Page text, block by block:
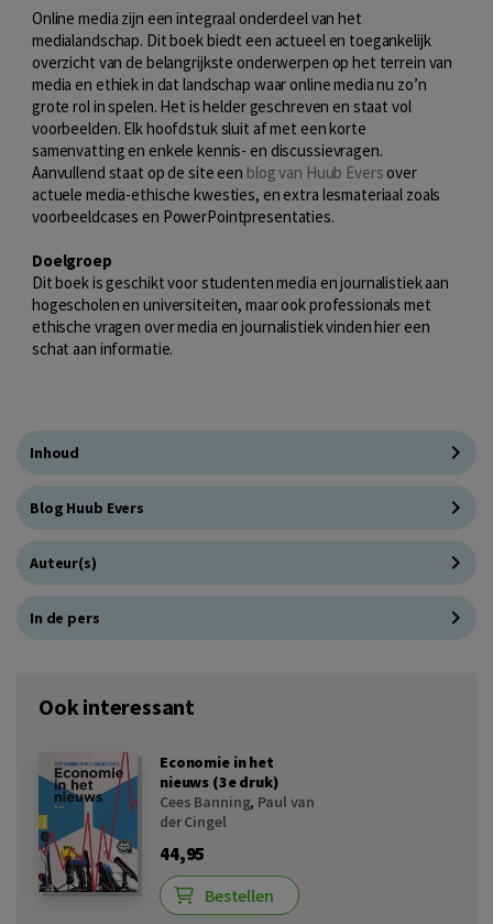
Online media zijn een integraal onderdeel van het
medialandschap. Dit boek biedt een actueel en toegankelijk
overzicht van de belangrijkste onderwerpen op het terrein van
media en ethiek in dat landschap waar online media nu zo’n
grote rol in spelen. Het is helder geschreven en staat vol
voorbeelden. Elk hoofdstuk sluit af met een korte
samenvatting en enkele kennis- en discussievragen.
Aanvullend staat op de site een blog van Huub Eversover
actuele media-ethische kwesties, en extra lesmateriaal zoals
voorbeeldcases en PowerPointpresentaties.
Doelgroep
Dit boek is geschikt voor studenten media en journalistiek aan
hogescholen en universiteiten, maar ook professionals met
ethische vragen over media en journalistiek vinden hier een
schat aan informatie.
Inhoud
Blog Huub Evers
Auteur(s)
In de pers
Ook interessant
Economie in het
nieuws (3e druk)
Cees Banning, Paul van
der Cingel
44,95
Bestellen